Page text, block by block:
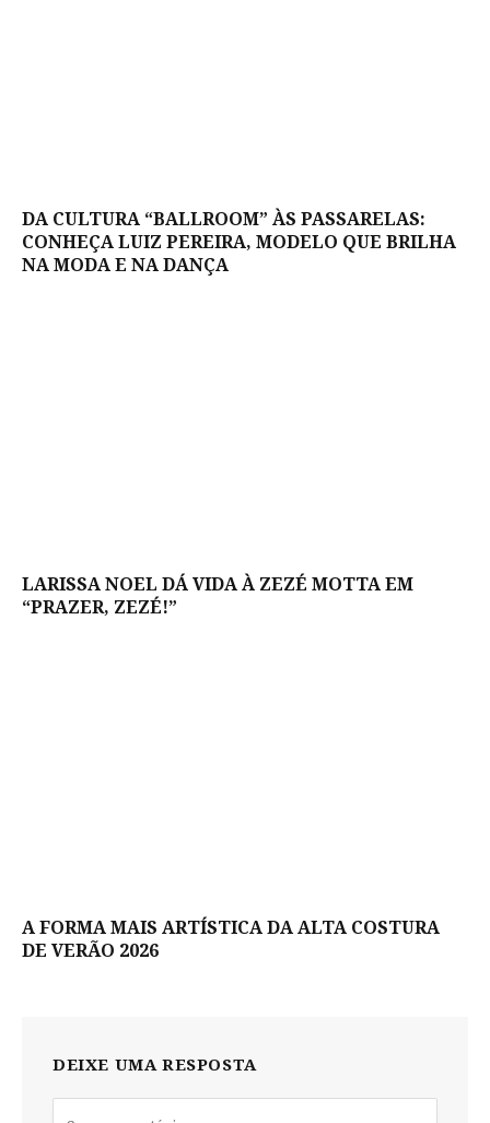
DA CULTURA “BALLROOM” ÀS PASSARELAS:
CONHEÇA LUIZ PEREIRA, MODELO QUE BRILHA
NA MODA E NA DANÇA
LARISSA NOEL DÁ VIDA À ZEZÉ MOTTA EM
“PRAZER, ZEZÉ!”
A FORMA MAIS ARTÍSTICA DA ALTA COSTURA
DE VERÃO 2026
DEIXE UMA RESPOSTA